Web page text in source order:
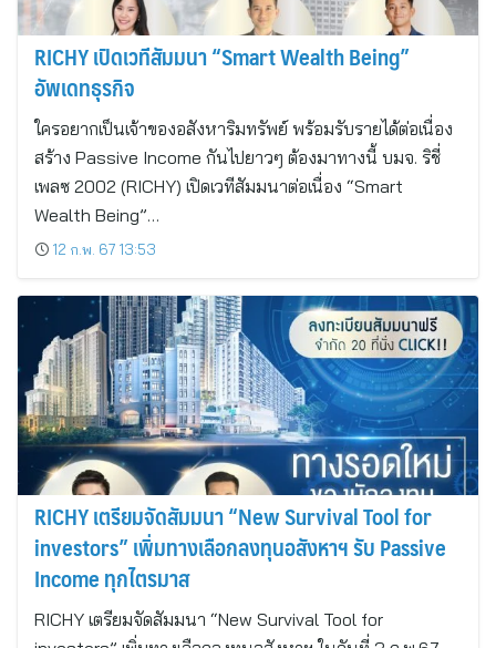
RICHY เปิดเวทีสัมมนา “Smart Wealth Being”
อัพเดทธุรกิจ
ใครอยากเป็นเจ้าของอสังหาริมทรัพย์ พร้อมรับรายได้ต่อเนื่อง
สร้าง Passive Income กันไปยาวๆ ต้องมาทางนี้ บมจ. ริชี่
เพลซ 2002 (RICHY) เปิดเวทีสัมมนาต่อเนื่อง “Smart
Wealth Being”…
12 ก.พ. 67 13:53
RICHY เตรียมจัดสัมมนา “New Survival Tool for
investors” เพิ่มทางเลือกลงทุนอสังหาฯ รับ Passive
Income ทุกไตรมาส
RICHY เตรียมจัดสัมมนา “New Survival Tool for